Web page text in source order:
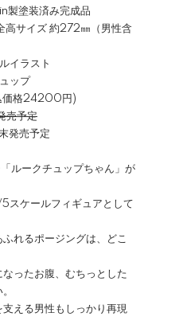
塗装済み完成品
サイズ 約272㎜（男性含
イラスト
ップ
格24200円)
売予定
予定
ルークチュップちゃん」が
スケールフィギュアとして
れるポージングは、どこ
ったお腹、むちっとした
える男性もしっかり再現